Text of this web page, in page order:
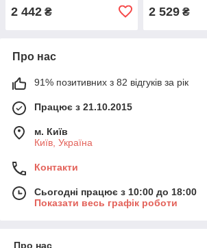
2 442 ₴ 2 529₴
Про нас
91% позитивних з 82 відгуків за рік
Працює з 21.10.2015
м. Київ
Київ, Україна
Контакти
Сьогодні працює з 10:00 до 18:00
Показати весь графік роботи
Про нас